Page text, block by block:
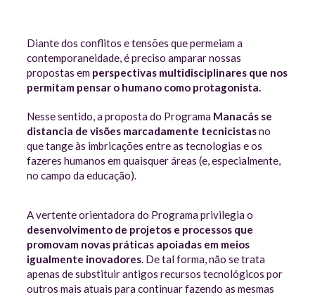
Diante dos conflitos e tensões que permeiam a
contemporaneidade, é preciso amparar nossas
propostas em perspectivas multidisciplinares que nos
permitam pensar o humano como protagonista.
Nesse sentido, a proposta do Programa Manacás se
distancia de visões marcadamente tecnicistasno
que tange às imbricações entre as tecnologias e os
fazeres humanos em quaisquer áreas (e, especialmente,
no campo da educação).
A vertente orientadora do Programa privilegia o
desenvolvimento de projetos e processos que
promovam novas práticas apoiadas em meios
igualmente inovadores. De tal forma, não se trata
apenas de substituir antigos recursos tecnológicos por
outros mais atuais para continuar fazendo as mesmas